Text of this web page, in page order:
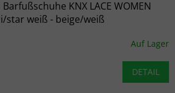
KNX LACE WOMEN
star weiß - beige/weiß
Auf Lager
DETAIL